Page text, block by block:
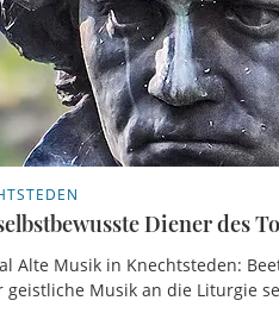
Diener des
Alte Musik in Knechtsteden:
geistliche Musik an die Liturgie